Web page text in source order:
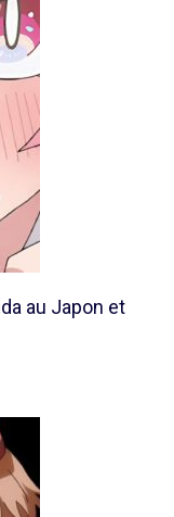
au Japon et